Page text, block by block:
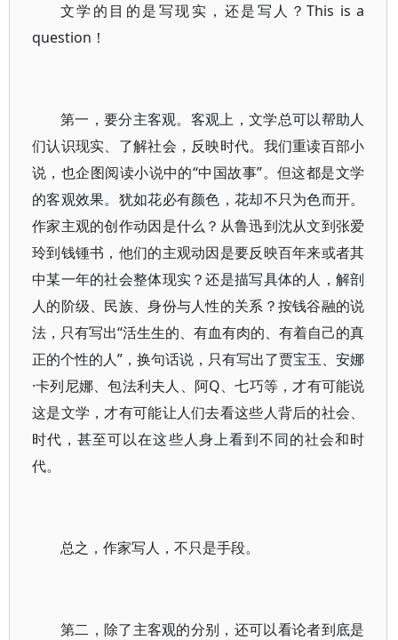
文学的目的是写现实，还是写人？This is a
question！
第一，要分主客观。客观上，文学总可以帮助人
们认识现实、了解社会，反映时代。我们重读百部小
说，也企图阅读小说中的“中国故事”。但这都是文学
的客观效果。犹如花必有颜色，花却不只为色而开。
作家主观的创作动因是什么？从鲁迅到沈从文到张爱
玲到钱锺书，他们的主观动因是要反映百年来或者其
中某一年的社会整体现实？还是描写具体的人，解剖
人的阶级、民族、身份与人性的关系？按钱谷融的说
法，只有写出“活生生的、有血有肉的、有着自己的真
正的个性的人”，换句话说，只有写出了贾宝玉、安娜
·卡列尼娜、包法利夫人、阿Q、七巧等，才有可能说
这是文学，才有可能让人们去看这些人背后的社会、
时代，甚至可以在这些人身上看到不同的社会和时
代。
总之，作家写人，不只是手段。
第二，除了主客观的分别，还可以看论者到底是